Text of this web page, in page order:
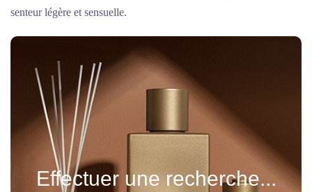
senteur légère et sensuelle.
Effectuer une recherche...